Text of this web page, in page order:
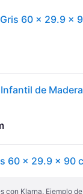
60 x 29.9 x
60 x 29.9 x 90
con Klarna. Ejemplo